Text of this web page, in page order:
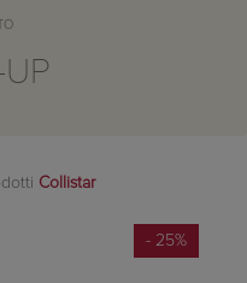
Collistar
- 25%